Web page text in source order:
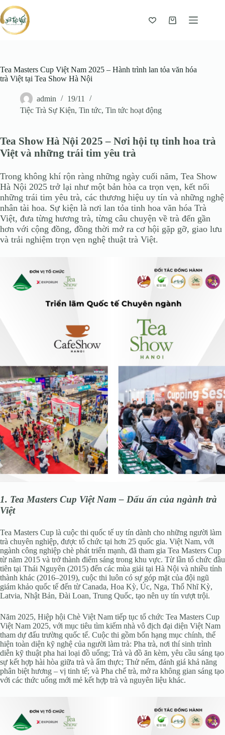
Giỏ
Tea Masters Cup Việt Nam 2025 – Hành trình lan tỏa văn hóa
trà Việt tại Tea Show Hà Nội
admin
19/11
Tiệc Trà Sự Kiện, Tin tức, Tin tức hoạt động
Tea Show Hà Nội 2025 – Nơi hội tụ tinh hoa trà
Việt và những trái tim yêu trà
Trong không khí rộn ràng những ngày cuối năm, Tea Show
Hà Nội 2025 trở lại như một bản hòa ca trọn vẹn, kết nối
những trái tim yêu trà, các thương hiệu uy tín và những nghệ
nhân tài hoa. Sự kiện là nơi lan tỏa tinh hoa văn hóa Trà
Việt, đưa từng hương trà, từng câu chuyện về trà đến gần
hơn với cộng đồng, đồng thời mở ra cơ hội gặp gỡ, giao lưu
và trải nghiệm trọn vẹn nghệ thuật trà Việt.
1. Tea Masters Cup Việt Nam – Dấu ấn của ngành trà
Việt
Tea Masters Cup là cuộc thi quốc tế uy tín dành cho những người làm
trà chuyên nghiệp, được tổ chức tại hơn 25 quốc gia. Việt Nam, với
ngành công nghiệp chè phát triển mạnh, đã tham gia Tea Masters Cup
từ năm 2015 và trở thành điểm sáng trong khu vực. Từ lần tổ chức đầu
tiên tại Thái Nguyên (2015) đến các mùa giải tại Hà Nội và nhiều tỉnh
thành khác (2016–2019), cuộc thi luôn có sự góp mặt của đội ngũ
giám khảo quốc tế đến từ Canada, Hoa Kỳ, Úc, Nga, Thổ Nhĩ Kỳ,
Latvia, Nhật Bản, Đài Loan, Trung Quốc, tạo nên uy tín vượt trội.
Năm 2025, Hiệp hội Chè Việt Nam tiếp tục tổ chức Tea Masters Cup
Việt Nam 2025, với mục tiêu tìm kiếm nhà vô địch đại diện Việt Nam
tham dự đấu trường quốc tế. Cuộc thi gồm bốn hạng mục chính, thể
hiện toàn diện kỹ nghệ của người làm trà: Pha trà, nơi thí sinh trình
diễn kỹ thuật pha hai loại đồ uống; Trà và đồ ăn kèm, yêu cầu sáng tạo
sự kết hợp hài hòa giữa trà và ẩm thực; Thử nếm, đánh giá khả năng
phân biệt hương – vị tinh tế; và Pha chế trà, mở ra không gian sáng tạo
với các thức uống mới mẻ kết hợp trà và nguyên liệu khác.